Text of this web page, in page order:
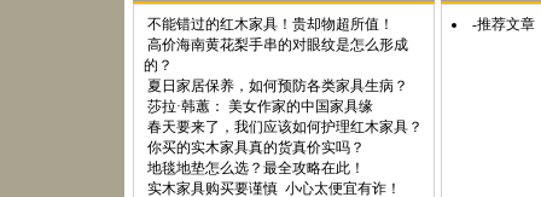
不能错过的红木家具！贵却物超所值！
高价海南黄花梨手串的对眼纹是怎么形成
的？
夏日家居保养，如何预防各类家具生病？
莎拉·韩蕙： 美女作家的中国家具缘
春天要来了，我们应该如何护理红木家具？
你买的实木家具真的货真价实吗？
地毯地垫怎么选？最全攻略在此！
实木家具购买要谨慎 小心太便宜有诈！
-推荐文章